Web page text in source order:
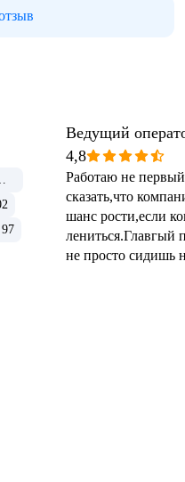
обеда — 108
Ведущий
4,8
Работаю не
сказать,что
шанс рости,если
лениться.Главгый
не просто сидишь